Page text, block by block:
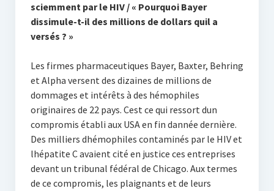
sciemment par le HIV / « Pourquoi Bayer
dissimule-t-il des millions de dollars quil a
versés ? »
Les firmes pharmaceutiques Bayer, Baxter, Behring
et Alpha versent des dizaines de millions de
dommages et intérêts à des hémophiles
originaires de 22 pays. Cest ce qui ressort dun
compromis établi aux USA en fin dannée dernière.
Des milliers dhémophiles contaminés par le HIV et
lhépatite C avaient cité en justice ces entreprises
devant un tribunal fédéral de Chicago. Aux termes
de ce compromis, les plaignants et de leurs